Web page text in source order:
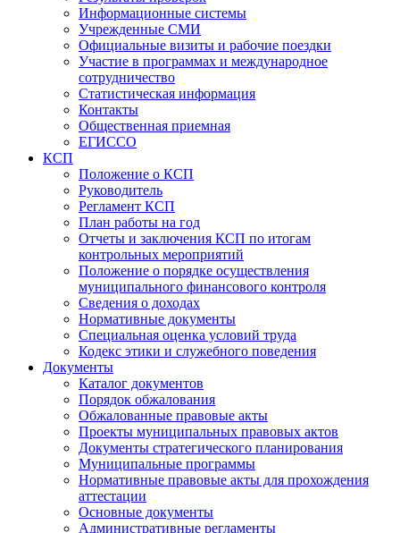
Информационные системы
Учрежденные СМИ
Официальные визиты и рабочие поездки
Участие в программах и международное
сотрудничество
Статистическая информация
Контакты
Общественная приемная
ЕГИССО
КСП
Положение о КСП
Руководитель
Регламент КСП
План работы на год
Отчеты и заключения КСП по итогам
контрольных мероприятий
Положение о порядке осуществления
муниципального финансового контроля
Сведения о доходах
Нормативные документы
Специальная оценка условий труда
Кодекс этики и служебного поведения
Документы
Каталог документов
Порядок обжалования
Обжалованные правовые акты
Проекты муниципальных правовых актов
Документы стратегического планирования
Муниципальные программы
Нормативные правовые акты для прохождения
аттестации
Основные документы
Административные регламенты